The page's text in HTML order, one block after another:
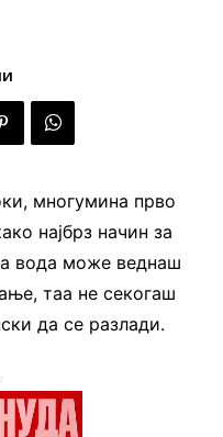
многумина прво
најбрз начин за
вода може веднаш
таа не секогаш
да се разлади.